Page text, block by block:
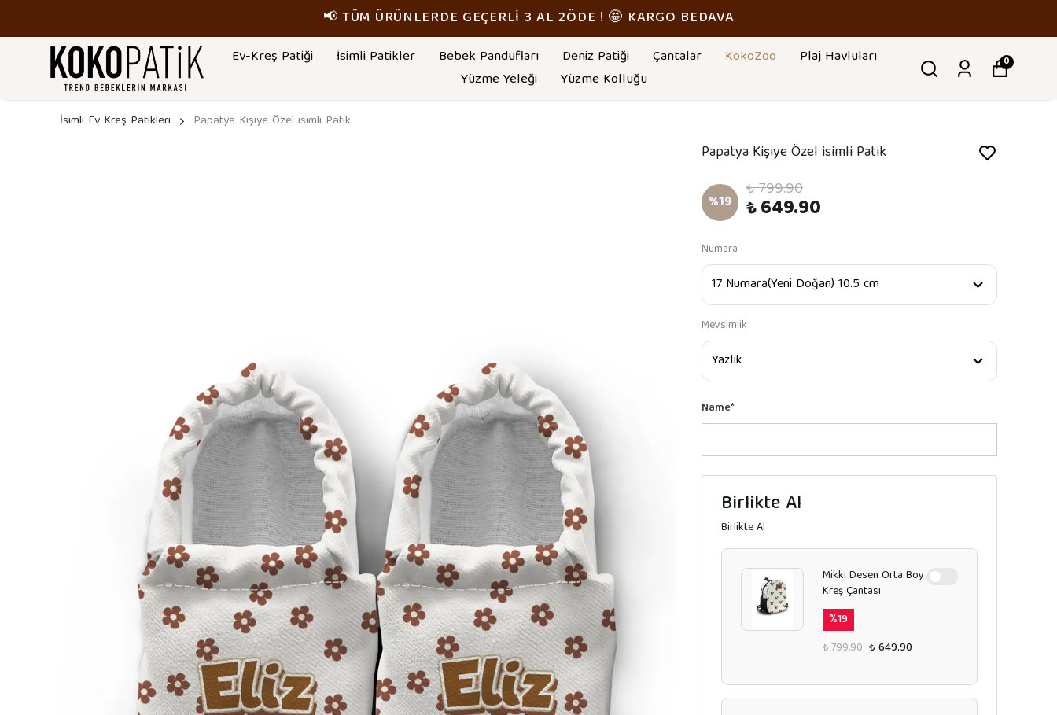
📢 TÜM ÜRÜNLERDE GEÇERLİ 3 AL 2ÖDE ! 🤩 KARGO BEDAVA
Ev-Kreş Patiği İsimli Patikler Bebek Pandufları Deniz Patiği Çantalar KokoZoo
Plaj Havluları
Yüzme Yeleği
Yüzme Kolluğu
0
İsimli Ev Kreş Patikleri Papatya Kişiye Özel isimli Patik
Papatya Kişiye Özel isimli Patik
%19 ₺ 799.90
₺ 649.90
Numara
Mevsimlik
Name*
Birlikte Al
Birlikte Al
Mikki Desen Orta Boy
Kreş Çantası
%19
₺ 799.90 ₺ 649.90